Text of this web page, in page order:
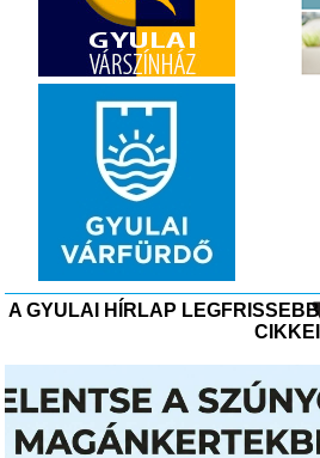
A GYULAI HÍRLAP LEGFRISSEBB
CIKKEI